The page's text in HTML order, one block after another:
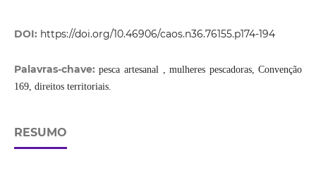
DOI: https://doi.org/10.46906/caos.n36.76155.p174-194
Palavras-chave:pesca artesanal , mulheres pescadoras, Convenção
169, direitos territoriais.
RESUMO